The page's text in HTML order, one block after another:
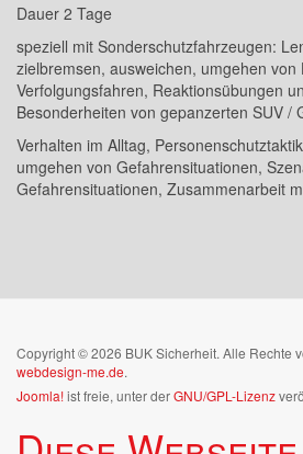
Dauer 2 Tage
speziell mit Sonderschutzfahrzeugen:
zielbremsen, ausweichen, umgehen von
Verfolgungsfahren, Reaktionsübungen
Besonderheiten von gepanzerten SUV /
Verhalten im Alltag,
umgehen von Gefahrensituationen,
Gefahrensituationen, Zusammenarbeit
Copyright © 2026 BUK Sicherheit. Alle Rechte
webdesign-me.de.
Joomla!ist freie, unter derGNU/GPL-Lizenz